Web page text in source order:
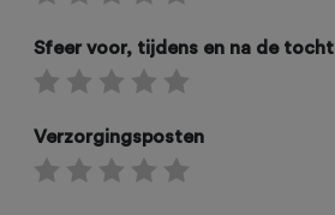
Sfeer voor, tijdens en na de tocht
Verzorgingsposten